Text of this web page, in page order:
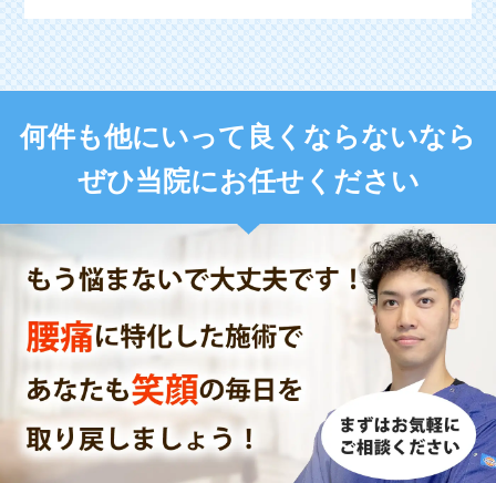
何件も他にいって良くならないなら
ぜひ当院にお任せください